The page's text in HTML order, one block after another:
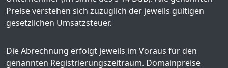
Preise verstehen sich zuzüglich der jeweils gültigen
gesetzlichen Umsatzsteuer.
Die Abrechnung erfolgt jeweils im Voraus für den
genannten Registrierungszeitraum. Domainpreise